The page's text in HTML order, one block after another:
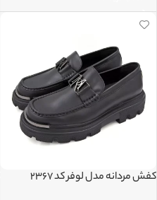
کفش مردانه مدل لوفر کد 2367